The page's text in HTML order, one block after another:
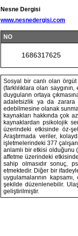
Nesne Dergisi
www.nesnedergisi.com
NO
1686317625
Sosyal bir canlı olan
(farklılıklara olan
duyguların ortaya
adaletsizlik ya da zarara
edebilmesine olanak
kaynakları hakkında çok
kaynaklardan psikolojik
üzerindeki etkisinde öz-
Araştırmada veriler,
işletmelerindeki 377
anlamlı bir etkisi olduğunu
affetme üzerindeki
sahip olmasıdır sonuç,
etmektedir. Diğer bir
uygulamalarının
şekilde düzenlenebilir.
geliştirilmiştir.